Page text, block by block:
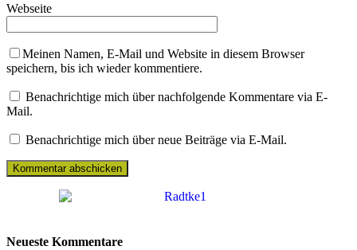
Webseite
Meinen Namen, E-Mail und Website in diesem Browser
speichern, bis ich wieder kommentiere.
Benachrichtige mich über nachfolgende Kommentare via E-
Mail.
Benachrichtige mich über neue Beiträge via E-Mail.
Neueste Kommentare